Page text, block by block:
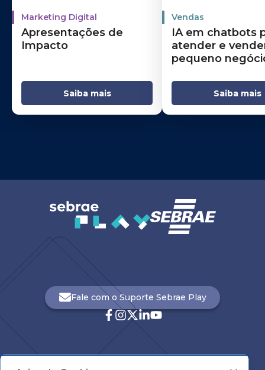
Marketing Digital
Apresentações de
Impacto
Saiba mais
Vendas
IA em chatbots
atender e
pequeno
Saiba mais
Fale com o Suporte Sebrae Play